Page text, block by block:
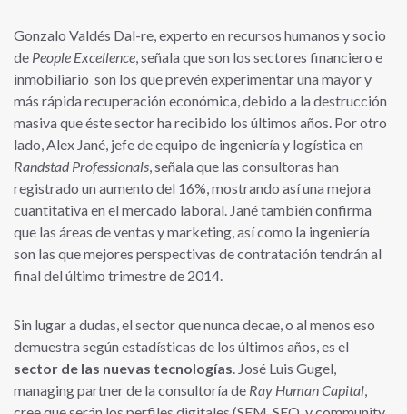
Gonzalo Valdés Dal-re, experto en recursos humanos y socio
de People Excellence, señala que son los sectores financiero e
inmobiliario son los que prevén experimentar una mayor y
más rápida recuperación económica, debido a la destrucción
masiva que éste sector ha recibido los últimos años. Por otro
lado, Alex Jané, jefe de equipo de ingeniería y logística en
Randstad Professionals, señala que las consultoras han
registrado un aumento del 16%, mostrando así una mejora
cuantitativa en el mercado laboral. Jané también confirma
que las áreas de ventas y marketing, así como la ingeniería
son las que mejores perspectivas de contratación tendrán al
final del último trimestre de 2014.
Sin lugar a dudas, el sector que nunca decae, o al menos eso
demuestra según estadísticas de los últimos años, es el
sector de las nuevas tecnologías. José Luis Gugel,
managing partner de la consultoría de Ray Human Capital,